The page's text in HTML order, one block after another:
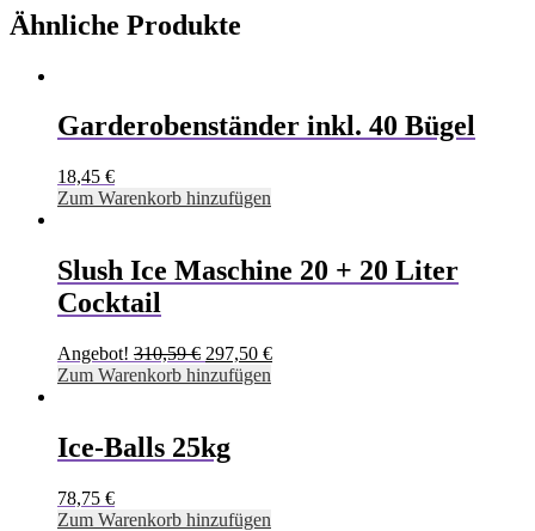
Ähnliche Produkte
Garderobenständer inkl. 40 Bügel
18,45 €
Zum Warenkorb hinzufügen
Slush Ice Maschine 20 + 20 Liter
Cocktail
Angebot! 310,59€ 297,50 €
Zum Warenkorb hinzufügen
Ice-Balls 25kg
78,75 €
Zum Warenkorb hinzufügen